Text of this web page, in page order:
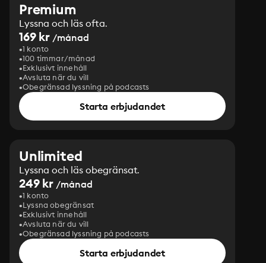
Premium
Lyssna och läs ofta.
169 kr /månad
1 konto
100 timmar/månad
Exklusivt innehåll
Avsluta när du vill
Obegränsad lyssning på podcasts
Starta erbjudandet
Unlimited
Lyssna och läs obegränsat.
249 kr /månad
1 konto
Lyssna obegränsat
Exklusivt innehåll
Avsluta när du vill
Obegränsad lyssning på podcasts
Starta erbjudandet